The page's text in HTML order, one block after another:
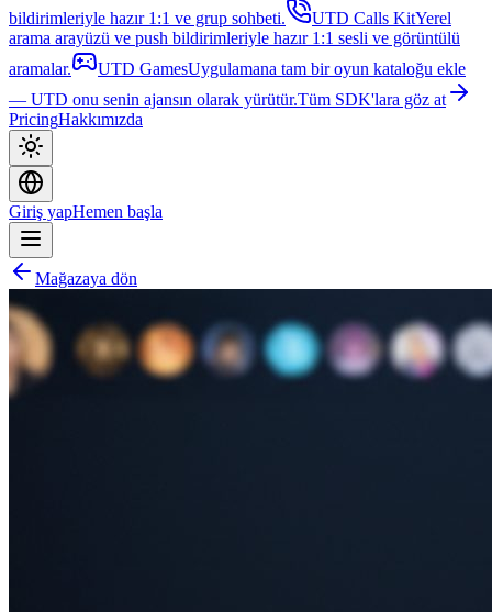
bildirimleriyle hazır 1:1 ve grup sohbeti.
UTD Calls KitYerel
arama arayüzü ve push bildirimleriyle hazır 1:1 sesli ve görüntülü
aramalar.
UTD GamesUygulamana tam bir oyun kataloğu ekle
— UTD onu senin ajansın olarak yürütür.Tüm SDK'lara göz at
PricingHakkımızda
Giriş yapHemen başla
Mağazaya dön